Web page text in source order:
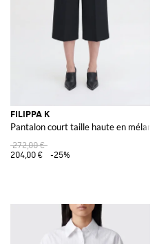
FILIPPA K
Pantalon court taille haute en
272,00 €
204,00 €
-25%